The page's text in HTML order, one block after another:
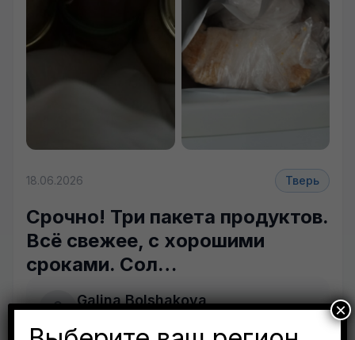
18.06.2026 Тверь
Срочно! Три пакета продуктов.
Всё свежее, с хорошими
сроками. Сол…
Galina Bolshakova ×